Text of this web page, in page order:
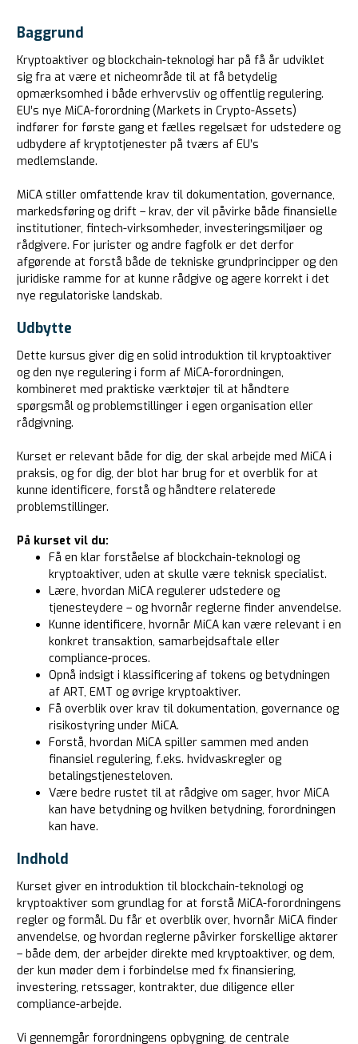
Baggrund
Kryptoaktiver og blockchain-teknologi har på få år udviklet
sig fra at være et nicheområde til at få betydelig
opmærksomhed i både erhvervsliv og offentlig regulering.
EU’s nye MiCA-forordning (Markets in Crypto-Assets)
indfører for første gang et fælles regelsæt for udstedere og
udbydere af kryptotjenester på tværs af EU’s
medlemslande.
MiCA stiller omfattende krav til dokumentation, governance,
markedsføring og drift – krav, der vil påvirke både finansielle
institutioner, fintech-virksomheder, investeringsmiljøer og
rådgivere. For jurister og andre fagfolk er det derfor
afgørende at forstå både de tekniske grundprincipper og den
juridiske ramme for at kunne rådgive og agere korrekt i det
nye regulatoriske landskab.
Udbytte
Dette kursus giver dig en solid introduktion til kryptoaktiver
og den nye regulering i form af MiCA-forordningen,
kombineret med praktiske værktøjer til at håndtere
spørgsmål og problemstillinger i egen organisation eller
rådgivning.
Kurset er relevant både for dig, der skal arbejde med MiCA i
praksis, og for dig, der blot har brug for et overblik for at
kunne identificere, forstå og håndtere relaterede
problemstillinger.
På kurset vil du:
Få en klar forståelse af blockchain-teknologi og
kryptoaktiver, uden at skulle være teknisk specialist.
Lære, hvordan MiCA regulerer udstedere og
tjenesteydere – og hvornår reglerne finder anvendelse.
Kunne identificere, hvornår MiCA kan være relevant i en
konkret transaktion, samarbejdsaftale eller
compliance-proces.
Opnå indsigt i klassificering af tokens og betydningen
af ART, EMT og øvrige kryptoaktiver.
Få overblik over krav til dokumentation, governance og
risikostyring under MiCA.
Forstå, hvordan MiCA spiller sammen med anden
finansiel regulering, f.eks. hvidvaskregler og
betalingstjenesteloven.
Være bedre rustet til at rådgive om sager, hvor MiCA
kan have betydning og hvilken betydning, forordningen
kan have.
Indhold
Kurset giver en introduktion til blockchain-teknologi og
kryptoaktiver som grundlag for at forstå MiCA-forordningens
regler og formål. Du får et overblik over, hvornår MiCA finder
anvendelse, og hvordan reglerne påvirker forskellige aktører
– både dem, der arbejder direkte med kryptoaktiver, og dem,
der kun møder dem i forbindelse med fx finansiering,
investering, retssager, kontrakter, due diligence eller
compliance-arbejde.
Vi gennemgår forordningens opbygning, de centrale